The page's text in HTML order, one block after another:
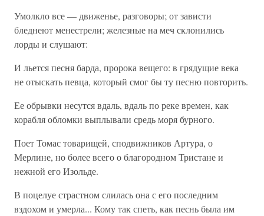
Умолкло все — движенье, разговоры; от зависти
бледнеют менестрели; железные на меч склонились
лорды и слушают:
И льется песня барда, пророка вещего: в грядущие века
не отыскать певца, который смог бы ту песню повторить.
Ее обрывки несутся вдаль, вдаль по реке времен, как
корабля обломки выплывали средь моря бурного.
Поет Томас товарищей, сподвижников Артура, о
Мерлине, но более всего о благородном Тристане и
нежной его Изольде.
В поцелуе страстном слилась она с его последним
вздохом и умерла... Кому так спеть, как песнь была им